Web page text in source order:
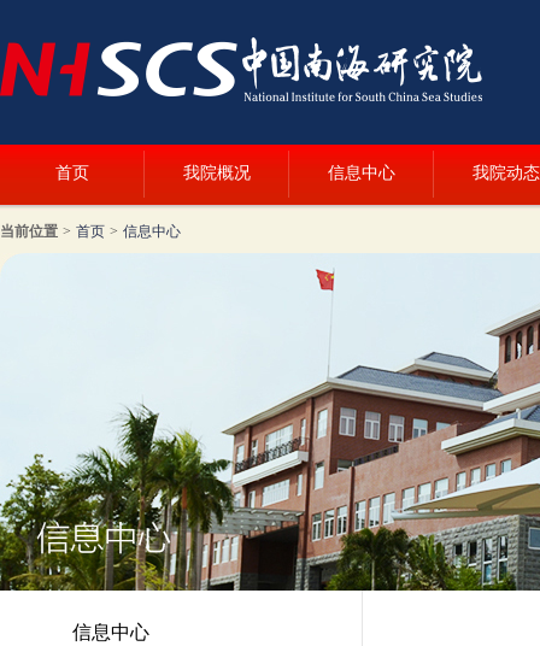
首页 我院概况 信息中心 我院动态
当前位置 > 首页 > 信息中心
信息中心